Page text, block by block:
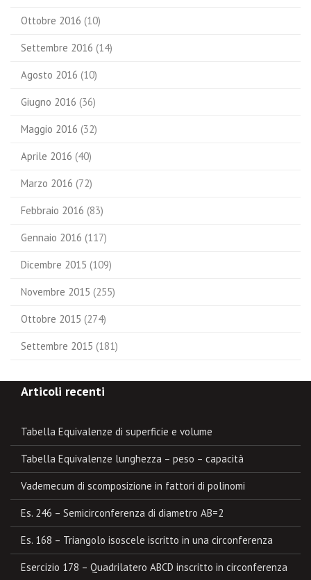
Ottobre 2016 (10)
Settembre 2016 (14)
Agosto 2016 (10)
Giugno 2016 (36)
Maggio 2016 (32)
Aprile 2016 (40)
Marzo 2016 (72)
Febbraio 2016 (83)
Gennaio 2016 (117)
Dicembre 2015 (109)
Novembre 2015 (255)
Ottobre 2015 (274)
Settembre 2015 (181)
Articoli recenti
Tabella Equivalenze di superficie e volume
Tabella Equivalenze lunghezza – peso – capacità
Vademecum di scomposizione in fattori di polinomi
Es. 246 – Semicirconferenza di diametro AB=2
Es. 168 – Triangolo isoscele iscritto in una circonferenza
Esercizio 178 – Quadrilatero ABCD inscritto in circonferenza